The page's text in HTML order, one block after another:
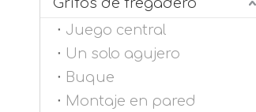
Juego central
Un solo agujero
Buque
Montaje en pared